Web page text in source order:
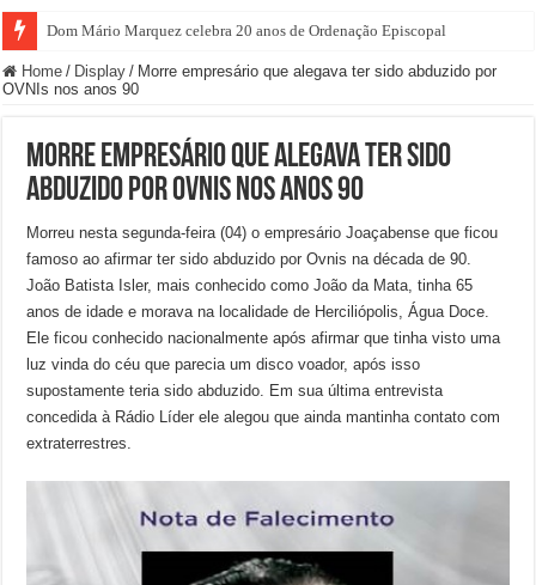
Dom Mário Marquez celebra 20 anos de Ordenação Episcopal
Home / Display / Morre empresário que alegava ter sido abduzido por
OVNIs nos anos 90
Morre empresário que alegava ter sido
abduzido por OVNIs nos anos 90
Morreu nesta segunda-feira (04) o empresário Joaçabense que ficou
famoso ao afirmar ter sido abduzido por Ovnis na década de 90.
João Batista Isler, mais conhecido como João da Mata, tinha 65
anos de idade e morava na localidade de Herciliópolis, Água Doce.
Ele ficou conhecido nacionalmente após afirmar que tinha visto uma
luz vinda do céu que parecia um disco voador, após isso
supostamente teria sido abduzido. Em sua última entrevista
concedida à Rádio Líder ele alegou que ainda mantinha contato com
extraterrestres.